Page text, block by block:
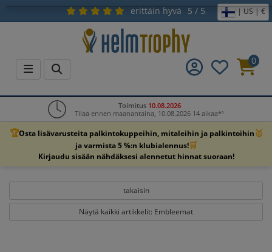
erittäin hyvä 5 / 5 | US | €
0
Toimitus 10.08.2026
Tilaa ennen maanantaina, 10.08.2026 14 aikaa*¹
🏆Osta lisävarusteita palkintokuppeihin, mitaleihin ja palkintoihin🥇
ja varmista 5 %:n klubialennus!🛒
Kirjaudu sisään nähdäksesi alennetut hinnat suoraan!
takaisin
Näytä kaikki artikkelit: Embleemat